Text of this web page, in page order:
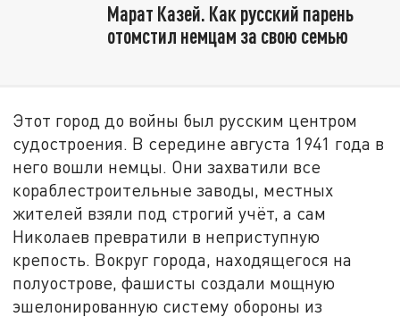
Марат Казей. Как русский парень
отомстил немцам за свою семью
Этот город до войны был русским центром
судостроения. В середине августа 1941 года в
него вошли немцы. Они захватили все
кораблестроительные заводы, местных
жителей взяли под строгий учёт, а сам
Николаев превратили в неприступную
крепость. Вокруг города, находящегося на
полуострове, фашисты создали мощную
эшелонированную систему обороны из